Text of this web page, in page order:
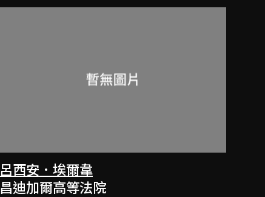
呂西安．埃爾韋
昌迪加爾高等法院